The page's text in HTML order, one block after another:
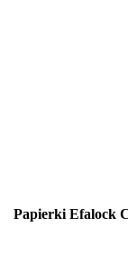
Papierki Efalock